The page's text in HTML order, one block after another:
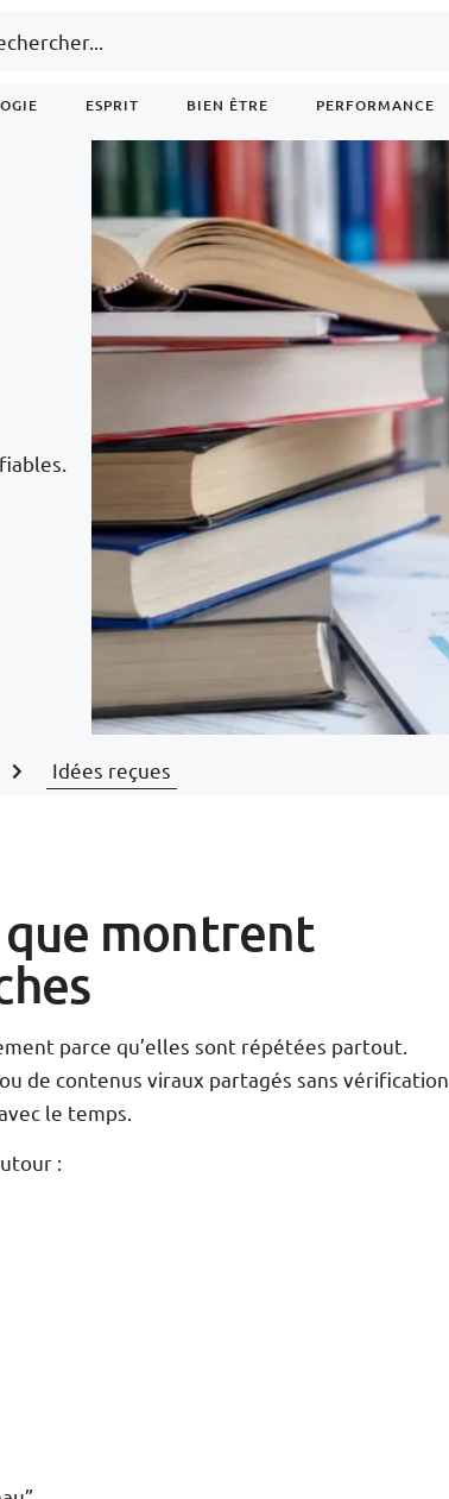
ESPRIT BIEN ÊTRE PERFORMANCE
Idées reçues
montrent
parce qu’elles sont répétées partout.
de contenus viraux partagés sans vérification.
le temps.
: